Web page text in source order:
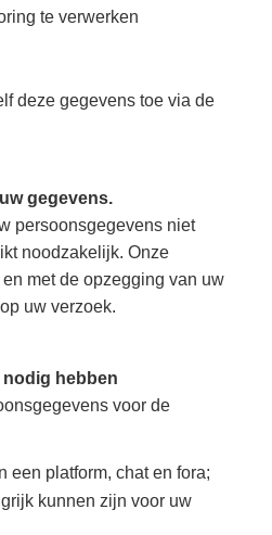
te verwerken
deze gegevens toe via de
gegevens.
persoonsgegevens niet
noodzakelijk. Onze
met de opzegging van uw
uw verzoek.
nodig hebben
voor de
een platform, chat en fora;
kunnen zijn voor uw